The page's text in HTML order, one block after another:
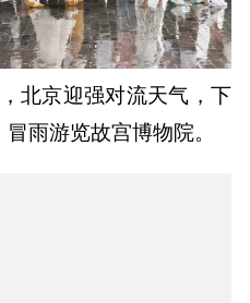
北京迎强对流天气，下
雨游览故宫博物院。